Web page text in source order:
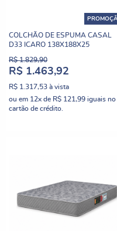
COLCHÃO DE ESPUMA CASAL
D33 ICARO 138X188X25
R$ 1.829,90
R$ 1.463,92
R$ 1.317,53 à vista
ou em 12x de R$ 121,99 iguais no
cartão de crédito.